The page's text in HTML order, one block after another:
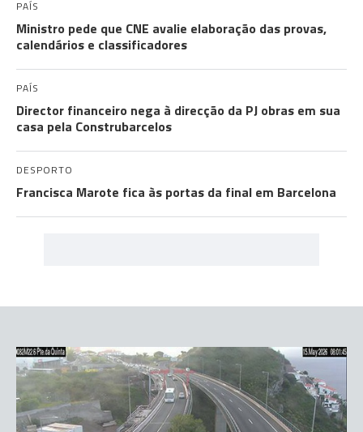
PAÍS
Ministro pede que CNE avalie elaboração das provas,
calendários e classificadores
PAÍS
Director financeiro nega à direcção da PJ obras em sua
casa pela Construbarcelos
DESPORTO
Francisca Marote fica às portas da final em Barcelona